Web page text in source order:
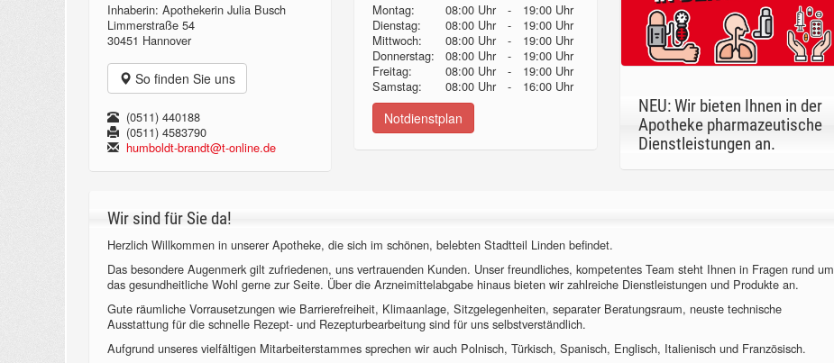
Inhaberin: Apothekerin Julia Busch
Limmerstraße 54
30451 Hannover
So finden Sie uns
(0511) 440188
(0511) 4583790
humboldt-brandt@t-online.de
Montag: 08:00 Uhr -
19:00 Uhr
Dienstag:
08:00 Uhr -
19:00 Uhr
Mittwoch:
08:00 Uhr -
19:00 Uhr
Donnerstag:08:00 Uhr -
19:00 Uhr
Freitag:
08:00 Uhr -
19:00 Uhr
Samstag:
08:00 Uhr - 16:00 Uhr
Notdienstplan
NEU: Wir bieten Ihnen in der
Apotheke pharmazeutische
Dienstleistungen an.
Wir sind für Sie da!
Herzlich Willkommen in unserer Apotheke, die sich im schönen, belebten Stadtteil Linden befindet.
Das besondere Augenmerk gilt zufriedenen, uns vertrauenden Kunden. Unser freundliches, kompetentes Team steht Ihnen in Fragen rund um
das gesundheitliche Wohl gerne zur Seite. Über die Arzneimittelabgabe hinaus bieten wir zahlreiche Dienstleistungen und Produkte an.
Gute räumliche Vorrausetzungen wie Barrierefreiheit, Klimaanlage, Sitzgelegenheiten, separater Beratungsraum, neuste technische
Ausstattung für die schnelle Rezept- und Rezepturbearbeitung sind für uns selbstverständlich.
Aufgrund unseres vielfältigen Mitarbeiterstammes sprechen wir auch Polnisch, Türkisch, Spanisch, Englisch, Italienisch und Französisch.